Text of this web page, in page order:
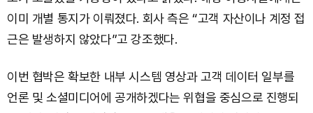
이미 개별 통지가 이뤄졌다. 회사 측은 “고객 자산이나 계정 접
근은 발생하지 않았다”고 강조했다.
이번 협박은 확보한 내부 시스템 영상과 고객 데이터 일부를
언론 및 소셜미디어에 공개하겠다는 위협을 중심으로 진행되